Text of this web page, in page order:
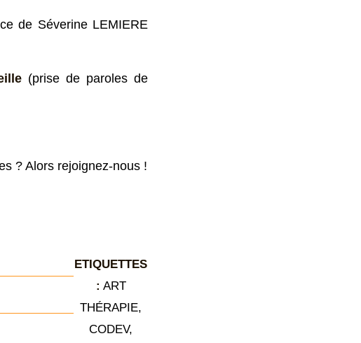
de Séverine LEMIERE
(prise de paroles de
? Alors rejoignez-nous !
ETIQUETTES
: ART
THÉRAPIE,
CODEV,